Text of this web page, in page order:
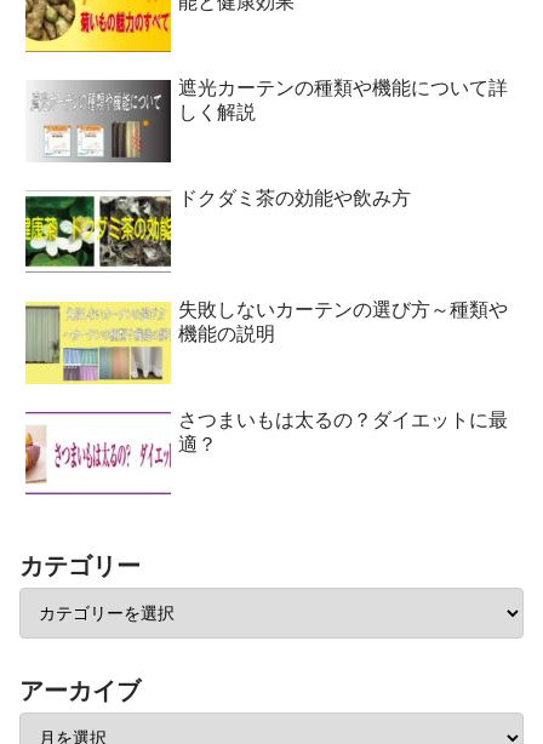
遮光カーテンの種類や機能について詳
しく解説
ドクダミ茶の効能や飲み方
失敗しないカーテンの選び方～種類や
機能の説明
さつまいもは太るの？ダイエットに最
適？
カテゴリー
アーカイブ